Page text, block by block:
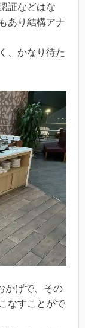
証などはな
あり結構アナ
、かなり待た
かげで、その
なすことがで